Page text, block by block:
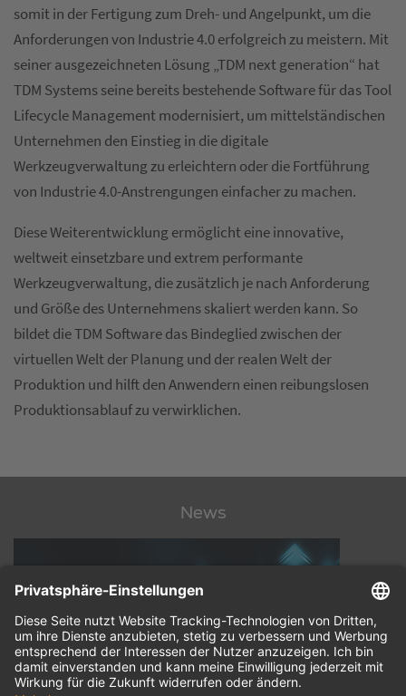
somit in der Fertigung zum Dreh- und Angelpunkt, um die
Anforderungen von Industrie 4.0 erfolgreich zu meistern. Mit
seiner ausgezeichneten Lösung „TDM next generation“ hat
TDM Systems seine bereits bestehende Software für das Tool
Lifecycle Management modernisiert, um mittelständischen
Unternehmen den Einstieg in die digitale
Werkzeugverwaltung zu erleichtern oder die Fortführung
von Industrie 4.0-Anstrengungen einfacher zu machen.
Diese Weiterentwicklung ermöglicht eine innovative,
weltweit einsetzbare und extrem performante
Werkzeugverwaltung, die zusätzlich je nach Anforderung
und Größe des Unternehmens skaliert werden kann. So
bildet die TDM Software das Bindeglied zwischen der
virtuellen Welt der Planung und der realen Welt der
Produktion und hilft den Anwendern einen reibungslosen
Produktionsablauf zu verwirklichen.
News